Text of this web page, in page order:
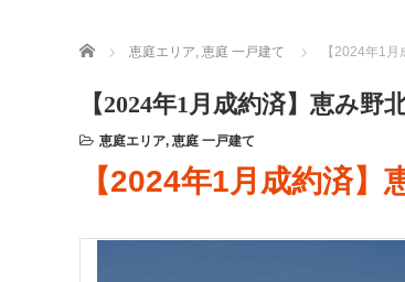
Home 恵庭エリア, 恵庭 一戸建て 【2024年1
【2024年1月成約済】恵み
恵庭エリア, 恵庭 一戸建て
【2024年1月成約済